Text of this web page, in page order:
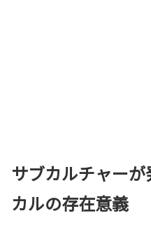
サブカルチャー
カルの存在意義